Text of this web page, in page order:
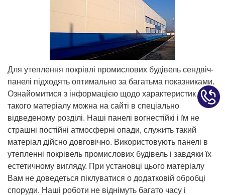
Для утеплення покрівлі промислових будівель сендвіч-
панелі підходять оптимально за багатьма показниками.
Ознайомитися з інформацією щодо характеристик
такого матеріалу можна на сайті в спеціально
відведеному розділі. Наші панелі вогнестійкі і їм не
страшні постійні атмосферні опади, служить такий
матеріал дійсно довговічно. Використовують панелі в
утепленні покрівель промислових будівель і завдяки їх
естетичному вигляду. При установці цього матеріалу
Вам не доведеться піклуватися о додатковій обробці
споруди. Наші роботи не віднімуть багато часу і